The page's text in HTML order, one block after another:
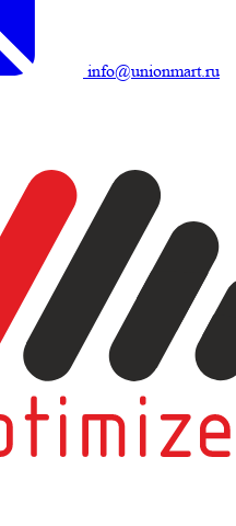
info@unionmart.ru